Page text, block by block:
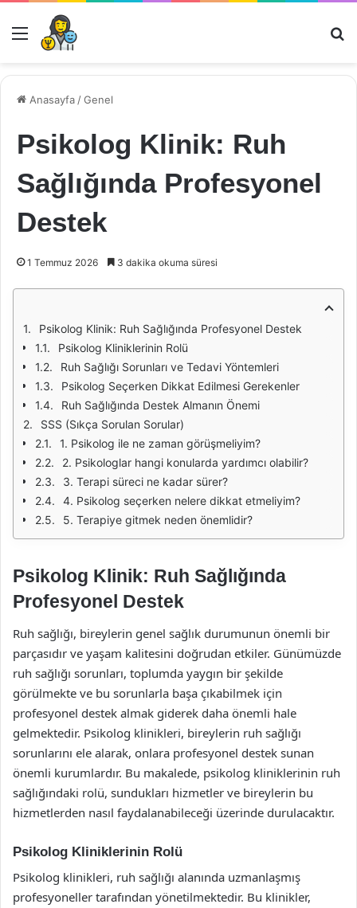
Menü
Anasayfa /Genel
Psikolog Klinik: Ruh
Sağlığında Profesyonel
Destek
1 Temmuz 2026 3 dakika okuma süresi
Psikolog Klinik: Ruh Sağlığında Profesyonel Destek
Psikolog Kliniklerinin Rolü
Ruh Sağlığı Sorunları ve Tedavi Yöntemleri
Psikolog Seçerken Dikkat Edilmesi Gerekenler
Ruh Sağlığında Destek Almanın Önemi
SSS (Sıkça Sorulan Sorular)
1. Psikolog ile ne zaman görüşmeliyim?
2. Psikologlar hangi konularda yardımcı olabilir?
3. Terapi süreci ne kadar sürer?
4. Psikolog seçerken nelere dikkat etmeliyim?
5. Terapiye gitmek neden önemlidir?
Psikolog Klinik: Ruh Sağlığında
Profesyonel Destek
Ruh sağlığı, bireylerin genel sağlık durumunun önemli bir
parçasıdır ve yaşam kalitesini doğrudan etkiler. Günümüzde
ruh sağlığı sorunları, toplumda yaygın bir şekilde
görülmekte ve bu sorunlarla başa çıkabilmek için
profesyonel destek almak giderek daha önemli hale
gelmektedir. Psikolog klinikleri, bireylerin ruh sağlığı
sorunlarını ele alarak, onlara profesyonel destek sunan
önemli kurumlardır. Bu makalede, psikolog kliniklerinin ruh
sağlığındaki rolü, sundukları hizmetler ve bireylerin bu
hizmetlerden nasıl faydalanabileceği üzerinde durulacaktır.
Psikolog Kliniklerinin Rolü
Psikolog klinikleri, ruh sağlığı alanında uzmanlaşmış
profesyoneller tarafından yönetilmektedir. Bu klinikler,